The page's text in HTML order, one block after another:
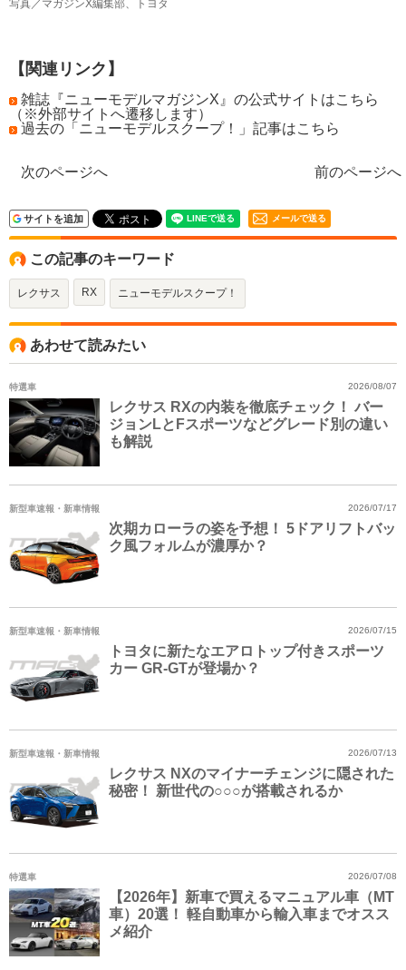
写真／マガジンX編集部、トヨタ
【関連リンク】
雑誌『ニューモデルマガジンX』の公式サイトはこちら
（※外部サイトへ遷移します）
過去の「ニューモデルスクープ！」記事はこちら
次のページへ 前のページへ
サイトを追加 メールで送る
この記事のキーワード
レクサス RX ニューモデルスクープ！
あわせて読みたい
特選車
レクサス RXの内装を徹底チェック！ バー
ジョンLとFスポーツなどグレード別の違い
も解説
2026/08/07
新型車速報・新車情報
次期カローラの姿を予想！ 5ドアリフトバッ
ク風フォルムが濃厚か？
2026/07/17
新型車速報・新車情報
トヨタに新たなエアロトップ付きスポーツ
カー GR-GTが登場か？
2026/07/15
新型車速報・新車情報
レクサス NXのマイナーチェンジに隠された
秘密！ 新世代の○○○が搭載されるか
2026/07/13
特選車
【2026年】新車で買えるマニュアル車（MT
車）20選！ 軽自動車から輸入車までオスス
メ紹介
2026/07/08